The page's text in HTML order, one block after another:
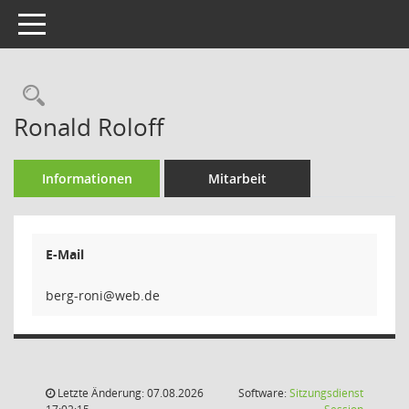
Toggle navigation
Rechercheauswahl
Ronald Roloff
Informationen Mitarbeit
E-Mail
inor
Letzte Änderung: 07.08.2026
Software:Sitzungsdienst